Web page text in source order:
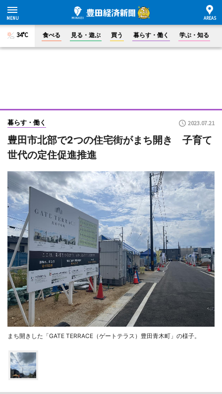
34°C 食べる 見る・遊ぶ 買う 暮らす・働く 学ぶ・知る
暮らす・働く 2023.07.21
豊田市北部で2つの住宅街がまち開き 子育て
世代の定住促進推進
まち開きした「GATE TERRACE（ゲートテラス）豊田青木町」の様子。